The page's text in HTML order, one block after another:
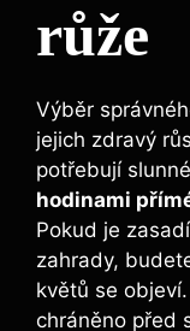
růže
Výběr
jejich zdravý
potřebují
hodinami
Pokud je
zahrady,
květů ‍se
chráněno před⁢